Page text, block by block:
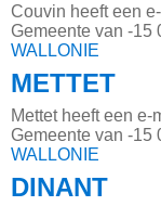
Couvin heeft een
Gemeente van -15
WALLONIE
METTET
Mettet heeft een
Gemeente van -15
WALLONIE
DINANT